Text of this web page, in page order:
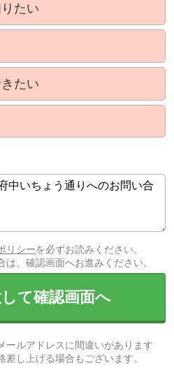
たい
たい
リシーを必ずお読みください。
は、確認画面へお進みください。
て確認画面へ
ルアドレスに間違いがあります
し上げる場合もございます。